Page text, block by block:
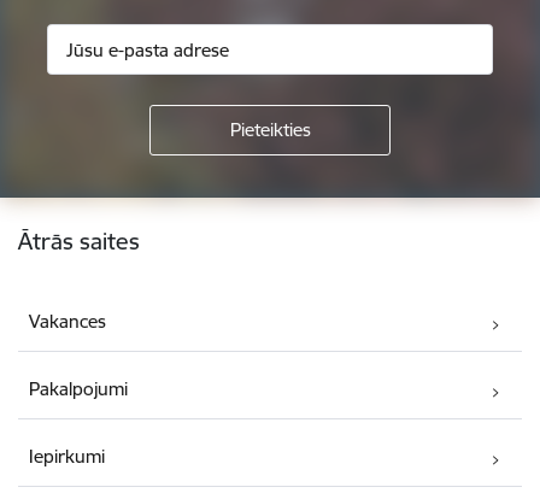
Kājene
Ātrās saites
Vakances
Pakalpojumi
Iepirkumi